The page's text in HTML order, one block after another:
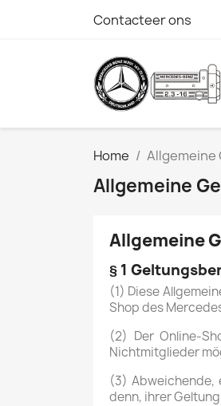
Contacteer ons
Home Allgemeine
Allgemeine
Allgemeine
§ 1
(1) Diese
Shop des
(2) Der Online-
Nichtmitglieder
(3) Abweichende,
denn, ihrer